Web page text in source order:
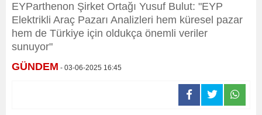
EYParthenon Şirket Ortağı Yusuf Bulut: "EYP
Elektrikli Araç Pazarı Analizleri hem küresel pazar
hem de Türkiye için oldukça önemli veriler
sunuyor"
GÜNDEM - 03-06-2025 16:45